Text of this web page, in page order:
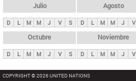
l
e
s
Julio
D L M M J V S
Agosto
D L M M J V
Octubre
D L M M J V S
Noviembre
D L M M J V
COPYRIGHT © 2026 UNITED NATIONS